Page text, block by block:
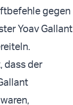
gegen
Yoav Gallant
dass der